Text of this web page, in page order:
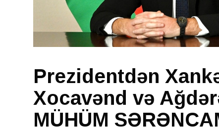
Prezidentdən
Xocavənd və
MÜHÜM